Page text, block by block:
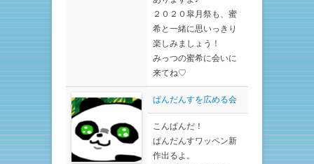
２０２０皐月祭も、蜜
希と一緒に思いっきり
楽しみましょう！
みっつの蜜希に会いに
来てね♡
ぱんだんすを広める会
こんぱんだ！
ぱんだんすワッペン新
作出るよ。